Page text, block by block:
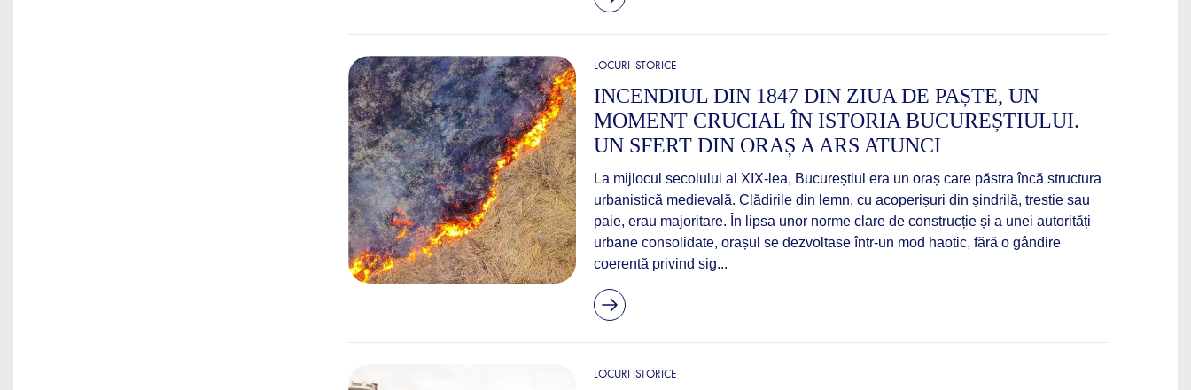
LOCURI ISTORICE
INCENDIUL DIN 1847 DIN ZIUA DE PAȘTE, UN
MOMENT CRUCIAL ÎN ISTORIA BUCUREȘTIULUI.
UN SFERT DIN ORAȘ A ARS ATUNCI
La mijlocul secolului al XIX-lea, Bucureștiul era un oraș care păstra încă structura
urbanistică medievală. Clădirile din lemn, cu acoperișuri din șindrilă, trestie sau
paie, erau majoritare. În lipsa unor norme clare de construcție și a unei autorități
urbane consolidate, orașul se dezvoltase într-un mod haotic, fără o gândire
coerentă privind sig...
LOCURI ISTORICE